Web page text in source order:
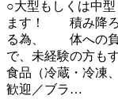
○大型もしくは中
ます！ 積み降ろ
る為、 体への負
で、未経験の方も
食品（冷蔵・冷
歓迎／ブラ…